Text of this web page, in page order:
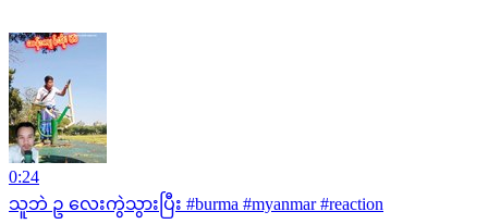
0:24
သူဘဲ ဥ လေးကွဲသွားပြီး #burma #myanmar #reaction